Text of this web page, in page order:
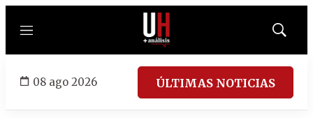
Menú
Mostrar
08 ago 2026 ÚLTIMAS NOTICIAS